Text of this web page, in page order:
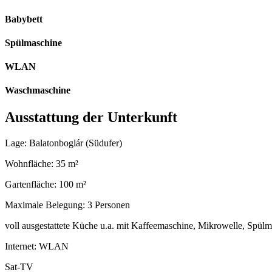
Babybett
Spülmaschine
WLAN
Waschmaschine
Ausstattung der Unterkunft
Lage: Balatonboglár (Südufer)
Wohnfläche: 35 m²
Gartenfläche: 100 m²
Maximale Belegung: 3 Personen
voll ausgestattete Küche u.a. mit Kaffeemaschine, Mikrowelle,
Internet: WLAN
Sat-TV